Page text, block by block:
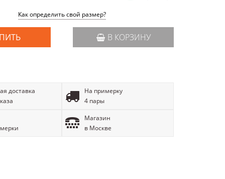
Как определить свой размер?
В КОРЗИНУ
доставка
На примерку
4 пары
Магазин
в Москве